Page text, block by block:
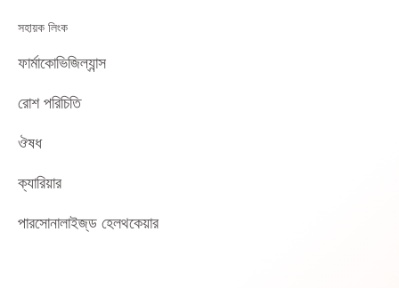
সহায়ক লিংক
ফার্মাকোভিজিল্যান্স
রোশ পরিচিতি
ঔষধ
ক্যারিয়ার
পারসোনালাইজ্‌ড হেলথকেয়ার